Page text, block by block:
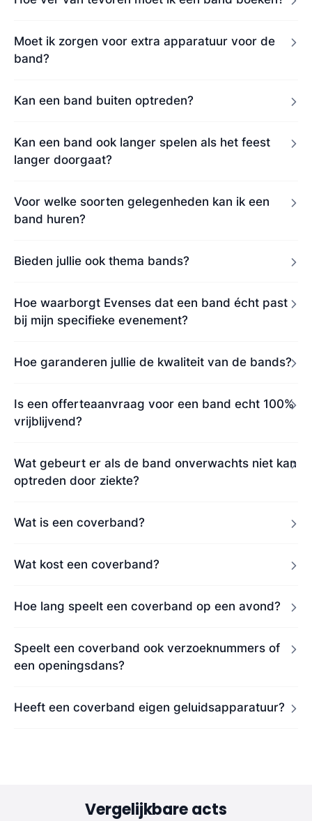
Moet ik zorgen voor extra apparatuur voor de
band?
Kan een band buiten optreden?
Kan een band ook langer spelen als het feest
langer doorgaat?
Voor welke soorten gelegenheden kan ik een
band huren?
Bieden jullie ook thema bands?
Hoe waarborgt Evenses dat een band écht past
bij mijn specifieke evenement?
Hoe garanderen jullie de kwaliteit van de bands?
Is een offerteaanvraag voor een band echt 100%
vrijblijvend?
Wat gebeurt er als de band onverwachts niet kan
optreden door ziekte?
Wat is een coverband?
Wat kost een coverband?
Hoe lang speelt een coverband op een avond?
Speelt een coverband ook verzoeknummers of
een openingsdans?
Heeft een coverband eigen geluidsapparatuur?
Vergelijkbare acts